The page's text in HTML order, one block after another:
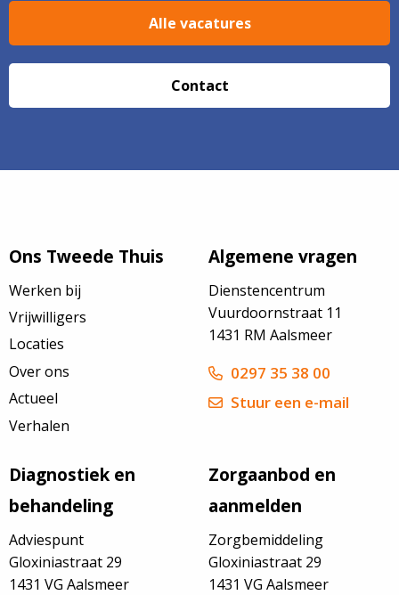
Alle vacatures
Contact
Ons Tweede Thuis
Werken bij
Vrijwilligers
Locaties
Over ons
Actueel
Verhalen
Algemene vragen
Dienstencentrum
Vuurdoornstraat 11
1431 RM Aalsmeer
0297 35 38 00
Stuur een e-mail
Diagnostiek en
behandeling
Adviespunt
Gloxiniastraat 29
1431 VG Aalsmeer
Zorgaanbod en
aanmelden
Zorgbemiddeling
Gloxiniastraat 29
1431 VG Aalsmeer